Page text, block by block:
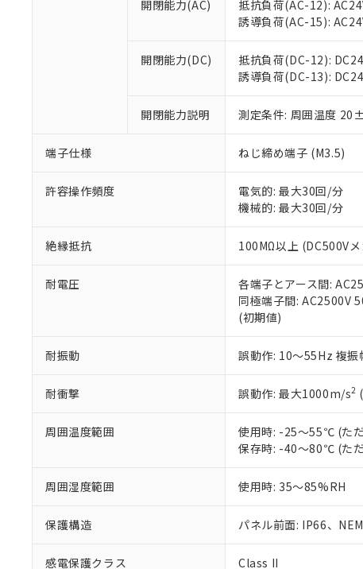
開閉能力(AC)
抵抗負荷(AC-12):
誘導負荷(AC-15):
開閉能力(DC)
抵抗負荷(DC-12):
誘導負荷(DC-13):
開閉能力説明 測定条件: 周囲温度
端子仕様 ねじ締め端子 (M3.5)
許容操作頻度
電気的: 最大30回/分
機械的: 最大30回/分
絶縁抵抗 100MΩ以上 (DC500V
耐電圧
各端子とアース間:
同極端子間: AC2500V
(初期値)
耐振動 誤動作: 10～55Hz 複
耐衝撃 誤動作: 最大1000m/s2
周囲温度範囲
使用時: -25～55℃ (た
保存時: -40～80℃ (た
周囲湿度範囲 使用時: 35～85%RH
保護構造 パネル前面: IP66、
感電保護クラス Class II
オムロン制御
在庫状況およ
マイパーツ機
ている必要が
お客様が当ウ
が、当社の製
さい。
※当社の共同利
いる法人を指
部品在庫の切り替
※3 非含有証明
下記の非含有証明
51物質の非含有証
※本証明書は発行日
また、RoHS指令の
既に当社にて対応
り割愛しております
※2 環境保護使
「ｅ」：有害物質
「10」：通常の使
味します。
また当社は、
たしません。
－
在庫なし(
機器販売
空
白
受注生産